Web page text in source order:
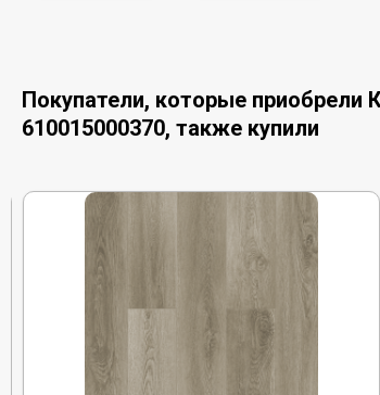
Покупатели, которые приобрели
610015000370, также купили